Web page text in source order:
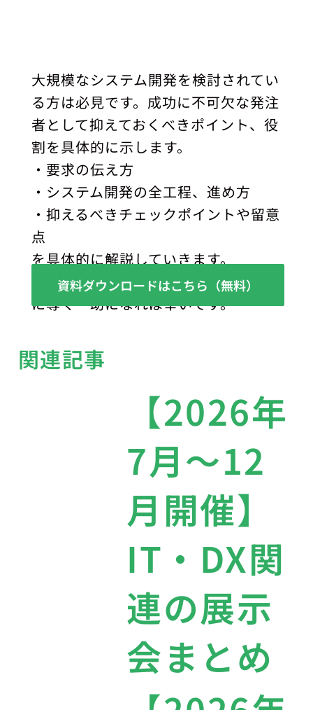
大規模なシステム開発を検討されてい
る方は必見です。成功に不可欠な発注
者として抑えておくべきポイント、役
割を具体的に示します。
・要求の伝え方
・システム開発の全工程、進め方
・抑えるべきチェックポイントや留意
点
を具体的に解説していきます。
サービス開発を迷いなく、確かな成功
に導く一助になれば幸いです。
資料ダウンロードはこちら（無料）
関連記事
【2026年
7月〜12
月開催】
IT・DX関
連の展示
会まとめ